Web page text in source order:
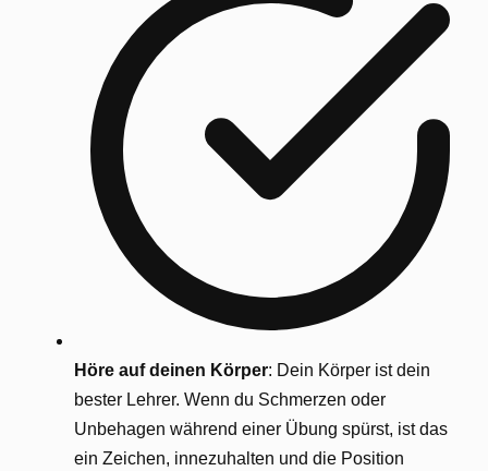
Höre auf deinen Körper: Dein Körper ist dein
bester Lehrer. Wenn du Schmerzen oder
Unbehagen während einer Übung spürst, ist das
ein Zeichen, innezuhalten und die Position